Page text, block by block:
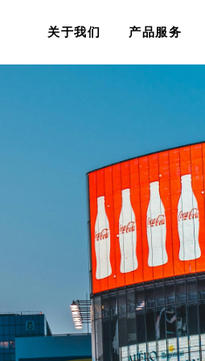
关于我们 产品服务